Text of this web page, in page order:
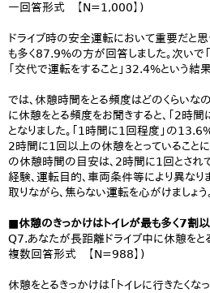
一回答形式 【N=1,000】)
ドライブ時の安全運転において重要だと思
も多く87.9%の方が回答しました。次いで
「交代で運転をすること」32.4%という結果
では、休憩時間をとる頻度はどのくらいな
に休憩をとる頻度をお聞きすると、「2時
となりました。「1時間に1回程度」の
2時間に1回以上の休憩をとっていること
の休憩時間の目安は、2時間に1回とされ
経験、運転目的、車両条件等により異なり
取りながら、焦らない運転を心がけましょう
■休憩のきっかけはトイレが最も多く7割
Q7.あなたが長距離ドライブ中に休憩をと
複数回答形式 【N=988】)
休憩をとるきっかけは「トイレに行きたく